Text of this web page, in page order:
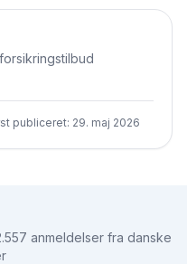
publiceret: 29. maj 2026
anmeldelser fra danske